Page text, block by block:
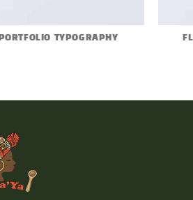
PORTFOLIO TYPOGRAPHY